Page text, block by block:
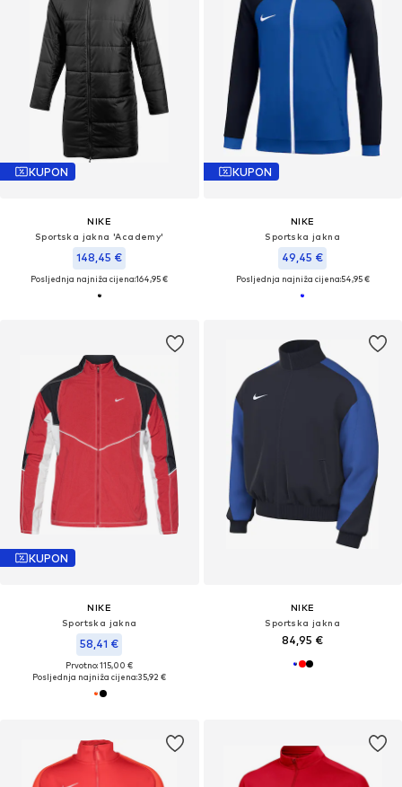
KUPON
NIKE
Sportska jakna 'Academy'
148,45 €
Posljednja najniža cijena:164,95 €
KUPON
NIKE
Sportska jakna
49,45 €
Posljednja najniža cijena:54,95 €
KUPON
NIKE
Sportska jakna
58,41 €
Prvotno: 115,00 €
Posljednja najniža cijena:35,92 €
NIKE
Sportska jakna
84,95 €